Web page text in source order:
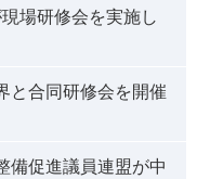
場研修会を実施し
と合同研修会を開催
備促進議員連盟が中